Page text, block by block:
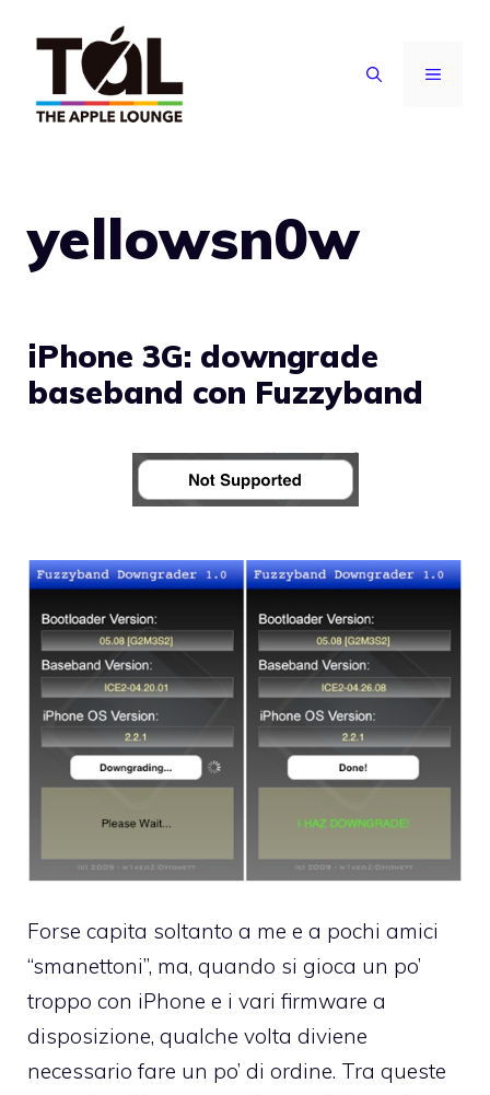
contenuto
MENU
yellowsn0w
iPhone 3G: downgrade
baseband con Fuzzyband
Forse capita soltanto a me e a pochi amici
“smanettoni”, ma, quando si gioca un po’
troppo con iPhone e i vari firmware a
disposizione, qualche volta diviene
necessario fare un po’ di ordine. Tra queste